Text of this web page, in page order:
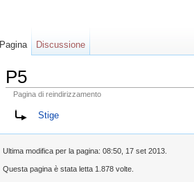
P5
Pagina di reindirizzamento
Stige
Pagina Discussione
Ultima modifica per la pagina: 08:50, 17 set 2013.
Questa pagina è stata letta 1.878 volte.